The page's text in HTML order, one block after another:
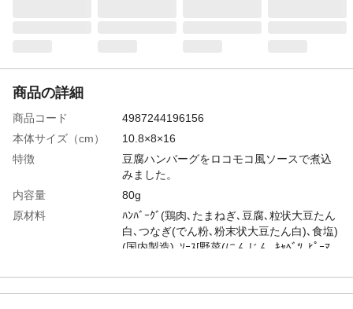
商品の詳細
商品コード
4987244196156
本体サイズ（cm）
10.8×8×16
特徴
豆腐ハンバーグをロコモコ風ソースで煮込
みました。
内容量
80g
原材料
ﾊﾝﾊﾞｰｸﾞ(鶏肉､たまねぎ､豆腐､粒状大豆たん
白､つなぎ(でん粉､粉末状大豆たん白)､食塩)
(国内製造)､ｿｰｽ[野菜(にんじん､ｷｬﾍﾞﾂ､ﾋﾟｰﾏ
ゆ(小麦を含む)､砂糖､ﾁｷﾝﾌﾞｲﾖﾝ､ﾊﾞﾀｰ､ﾄﾏﾄﾍﾟｰ
ｽﾄ､全粉乳､ﾁｷﾝｴｷｽ､食塩/増粘剤(加工でん